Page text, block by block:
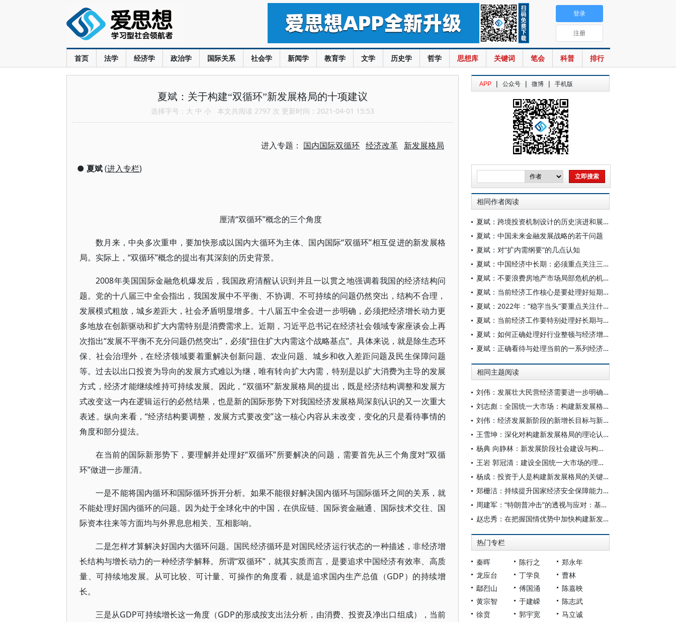
首页 法学 经济学 政治学 国际关系 社会学 新闻学 教育学 文学 历史学 哲学 思想库 关键词 笔会 科普 排行
登录
注册
夏斌：关于构建“双循环”新发展格局的十项建议
选择字号： 大 中 小 本文共阅读 2797 次 更新时间：2021-04-01 15:53
进入专题： 国内国际双循环 经济改革 新发展格局
● 夏斌(进入专栏)
厘清“双循环”概念的三个角度
数月来，中央多次重申，要加快形成以国内大循环为主体、国内国际“双循环”相互促进的新发展格
局。实际上，“双循环”概念的提出有其深刻的历史背景。
2008年美国国际金融危机爆发后，我国政府清醒认识到并且一以贯之地强调着我国的经济结构问
题。党的十八届三中全会指出，我国发展中不平衡、不协调、不可持续的问题仍然突出，结构不合理，
发展模式粗放，城乡差距大，社会矛盾明显增多。十八届五中全会进一步明确，必须把经济增长动力更
多地放在创新驱动和扩大内需特别是消费需求上。近期，习近平总书记在经济社会领域专家座谈会上再
次指出“发展不平衡不充分问题仍然突出”，必须“扭住扩大内需这个战略基点”。具体来说，就是除生态环
保、社会治理外，在经济领域要着重解决创新问题、农业问题、城乡和收入差距问题及民生保障问题
等。过去以出口投资为导向的发展方式难以为继，唯有转向扩大内需，特别是以扩大消费为主导的发展
方式，经济才能继续维持可持续发展。因此，“双循环”新发展格局的提出，既是经济结构调整和发展方
式改变这一内在逻辑运行的必然结果，也是新的国际形势下对我国经济发展格局深刻认识的又一次重大
表述。纵向来看，“经济结构要调整，发展方式要改变”这一核心内容从未改变，变化的只是看待事情的
角度和部分提法。
在当前的国际新形势下，要理解并处理好“双循环”所要解决的问题，需要首先从三个角度对“双循
环”做进一步厘清。
一是不能将国内循环和国际循环拆开分析。如果不能很好解决国内循环与国际循环之间的关系，就
不能处理好国内循环的问题。因为处于全球化中的中国，在供应链、国际资金融通、国际技术交往、国
际资本往来等方面均与外界息息相关、互相影响。
二是怎样才算解决好国内大循环问题。国民经济循环是对国民经济运行状态的一种描述，非经济增
长结构与增长动力的一种经济学解释。所谓“双循环”，就其实质而言，是要追求中国经济有效率、高质
量、可持续地发展。从可比较、可计量、可操作的角度看，就是追求国内生产总值（GDP）的持续增
长。
三是从GDP可持续增长这一角度（GDP的形成按支出法分析，由消费、投资及净出口组成），当前
APP | 公众号 | 微博 | 手机版
相同作者阅读
夏斌：跨境投资机制设计的历史演进和展望
夏斌：中国未来金融发展战略的若干问题
夏斌：对“扩内需纲要”的几点认知
夏斌：中国经济中长期：必须重点关注三大问题
夏斌：不要浪费房地产市场局部危机的机会，促进房市真正转型
夏斌：当前经济工作核心是要处理好短期与长期的矛盾
夏斌：2022年：“稳字当头”要重点关注什么？
夏斌：当前经济工作要特别处理好长期与短期的关系
夏斌：如何正确处理好行业整顿与经济增长等关系
夏斌：正确看待与处理当前的一系列经济与社会现象
相同主题阅读
刘伟：发展壮大民营经济需要进一步明确的若干重要理论问题
刘志彪：全国统一大市场：构建新发展格局的基础支撑
刘伟：经济发展新阶段的新增长目标与新发展格局
王雪坤：深化对构建新发展格局的理论认识
杨典 向静林：新发展阶段社会建设与构建新发展格局
王岩 郭冠清：建设全国统一大市场的理论基础、历史演进和实践路径
杨成：投资于人是构建新发展格局的关键之举
郑栅洁：持续提升国家经济安全保障能力 以新安全格局保障新发展格局
周建军：“特朗普冲击”的透视与应对：基于新发展格局的视角
赵忠秀：在把握国情优势中加快构建新发展格局
热门专栏
秦晖 陈行之
郑永年
龙应台
丁学良
曹林
鄢烈山
傅国涌
陈嘉映
黄宗智
于建嵘
陈志武
徐贲
郭宇宽
马立诚